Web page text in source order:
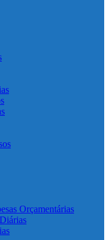
Orçamentárias